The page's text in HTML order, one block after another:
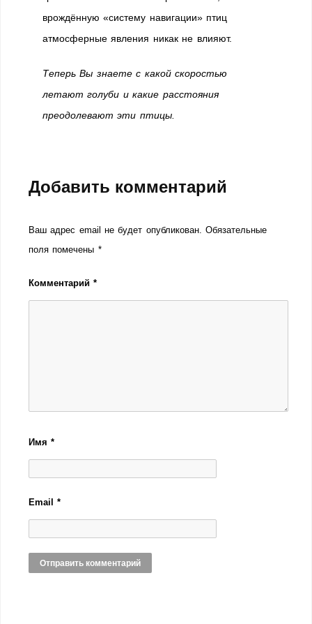
врождённую «систему навигации» птиц
атмосферные явления никак не влияют.
Теперь Вы знаете с какой скоростью
летают голуби и какие расстояния
преодолевают эти птицы.
Добавить комментарий
Ваш адрес email не будет опубликован. Обязательные
поля помечены *
Комментарий*
Имя*
Email*